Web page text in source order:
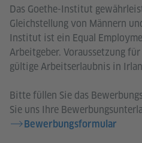
Das Goethe-Institut
Gleichstellung von Männern
Institut ist ein Equal
Arbeitgeber. Voraussetzung
gültige Arbeitserlaubnis in
Bitte füllen Sie das
Sie uns Ihre
Bewerbungsformular